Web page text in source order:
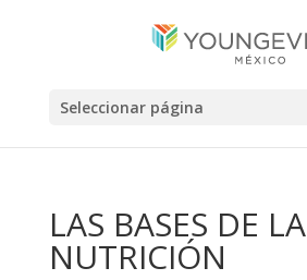
Seleccionar página
LAS BASES DE LA
NUTRICIÓN